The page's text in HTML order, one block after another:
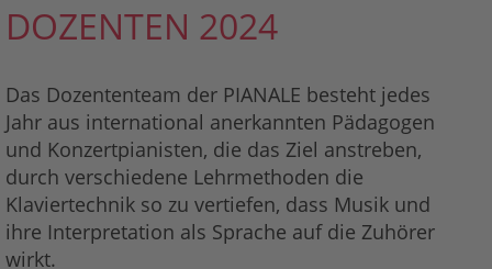
DOZENTEN 2024
Das Dozententeam der PIANALE besteht jedes
Jahr aus international anerkannten Pädagogen
und Konzertpianisten, die das Ziel anstreben,
durch verschiedene Lehrmethoden die
Klaviertechnik so zu vertiefen, dass Musik und
ihre Interpretation als Sprache auf die Zuhörer
wirkt.